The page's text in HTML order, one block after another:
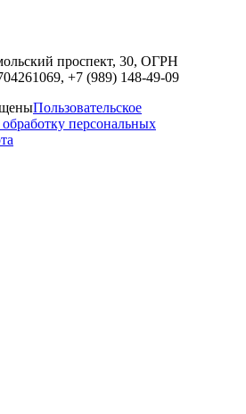
проспект, 30, ОГРН
+7 (989) 148-49-09
Пользовательское
персональных